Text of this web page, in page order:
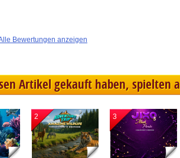
Bewertungen anzeigen
Artikel gekauft haben, spielten
2 3